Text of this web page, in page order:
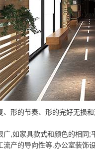
形的节奏、形的完好无
,如家具款式和颜色的相同
产的导向性等.办公室装